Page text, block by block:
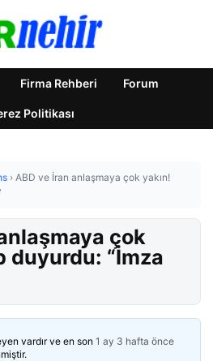
Firma Rehberi Forum
Politikası
› ABD ve İran anlaşmaya çok yakın!
çok
duyurdu: “İmza
vardır ve en son 1 ay 3 hafta önce